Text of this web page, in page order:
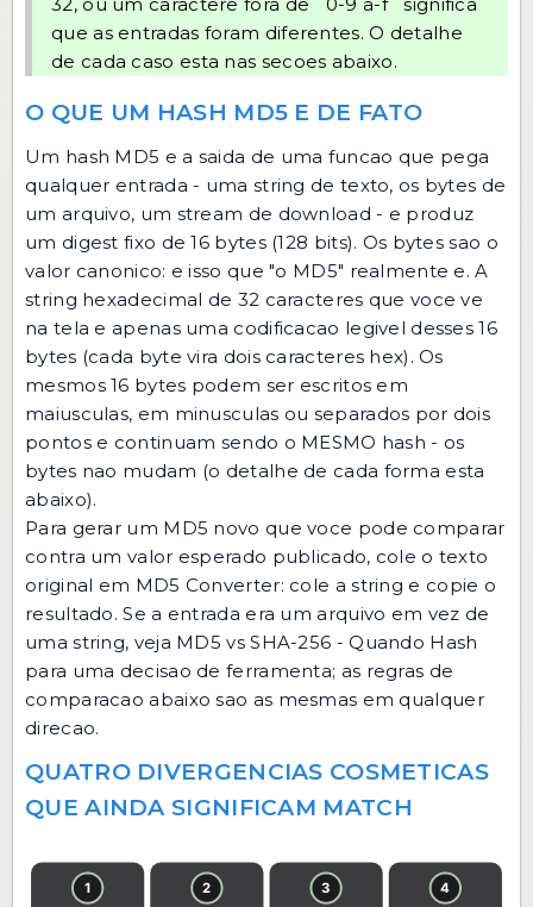
que as entradas foram diferentes. O detalhe
de cada caso esta nas secoes abaixo.
O QUE UM HASH MD5 E DE FATO
Um hash MD5 e a saida de uma funcao que pega
qualquer entrada - uma string de texto, os bytes de
um arquivo, um stream de download - e produz
um digest fixo de 16 bytes (128 bits). Os bytes sao o
valor canonico: e isso que "o MD5" realmente e. A
string hexadecimal de 32 caracteres que voce ve
na tela e apenas uma codificacao legivel desses 16
bytes (cada byte vira dois caracteres hex). Os
mesmos 16 bytes podem ser escritos em
maiusculas, em minusculas ou separados por dois
pontos e continuam sendo o MESMO hash - os
bytes nao mudam (o detalhe de cada forma esta
abaixo).
Para gerar um MD5 novo que voce pode comparar
contra um valor esperado publicado, cole o texto
original em MD5 Converter: cole a string e copie o
resultado. Se a entrada era um arquivo em vez de
uma string, veja MD5 vs SHA-256 - Quando Hash
para uma decisao de ferramenta; as regras de
comparacao abaixo sao as mesmas em qualquer
direcao.
QUATRO DIVERGENCIAS COSMETICAS
QUE AINDA SIGNIFICAM MATCH